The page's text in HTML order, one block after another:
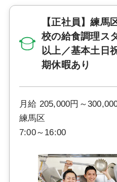
【正社員】練馬
校の給食調理ス
以上／基本土日
期休暇あり
月給 205,000円～
練馬区
7:00～16:00